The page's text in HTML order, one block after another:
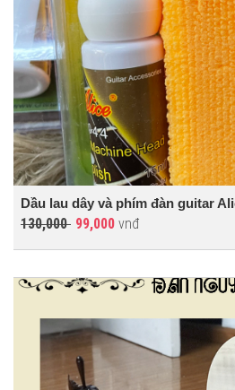
Dầu lau dây và phím đàn guitar
130,000 99,000 vnđ